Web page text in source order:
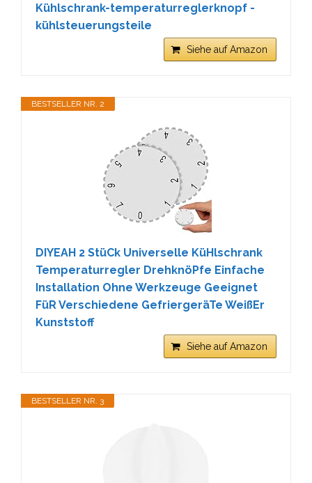
Kühlschrank-temperaturreglerknopf -
kühlsteuerungsteile
Siehe auf Amazon
BESTSELLER NR. 2
DIYEAH 2 StüCk Universelle KüHlschrank
Temperaturregler DrehknöPfe Einfache
Installation Ohne Werkzeuge Geeignet
FüR Verschiedene GefriergeräTe WeißEr
Kunststoff
Siehe auf Amazon
BESTSELLER NR. 3